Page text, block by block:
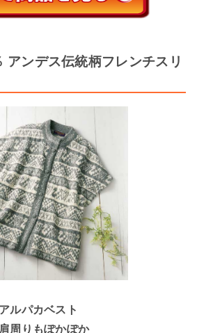
アンデス伝統柄フレンチスリ
ルパカベスト
周りもぽかぽか